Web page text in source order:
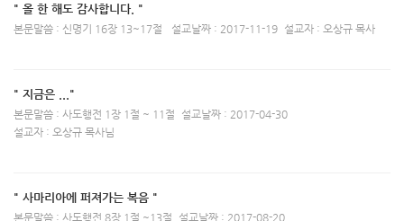
" 올 한 해도 감사합니다. "
본문말씀 : 신명기 16장 13~17절 설교날짜 : 2017-11-19 설교자 : 오상규 목사
" 지금은 ..."
본문말씀 : 사도행전 1장 1절 ~ 11절
설교날짜 : 2017-04-30
설교자 : 오상규 목사님
" 사마리아에 퍼져가는 복음 "
본문말씀 : 사도행전 8장 1절 ~13절
설교날짜 : 2017-08-20